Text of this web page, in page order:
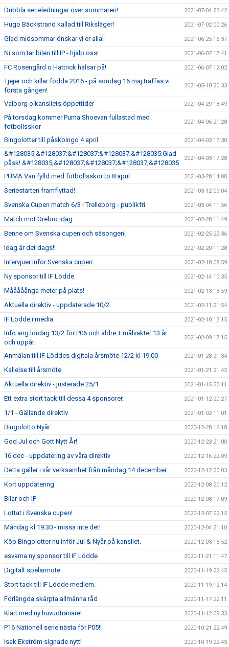
Dubbla serieledningar över sommaren! 2021-07-04 23:42
Hugo Bäckstrand kallad till Riksläger! 2021-07-02 00:26
Glad midsommar önskar vi er alla! 2021-06-25 15:37
Ni som tar bilen till IP - hjälp oss! 2021-06-07 17:41
FC Rosengård o Hattrick hälsar på! 2021-06-07 12:02
Tjejer och killar födda 2016 - på söndag 16 maj träffas vi
första gången!
2021-05-10 20:33
Valborg o kansliets öppettider 2021-04-29 18:49
På torsdag kommer Puma Shoevan fullastad med
fotbollsskor
2021-04-06 21:28
Bingolotter till påskbingo 4 april 2021-04-03 17:30
&#128035;&#128037;&#128037;&#128037;&#128035;Glad
påsk! &#128035;&#128037;&#128037;&#128037;&#128035
2021-04-03 17:28
PUMA Van fylld med fotbollsskor to 8 april 2021-03-28 14:00
Seriestarten framflyttad! 2021-03-12 09:04
Svenska Cupen match 6/3 i Trelleborg - publikfri 2021-03-04 11:56
Match mot Örebro idag 2021-02-28 11:49
Benne om Svenska cupen och säsongen! 2021-02-25 23:36
Idag är det dags!! 2021-02-20 11:28
Intervjuer inför Svenska cupen 2021-02-18 08:59
Ny sponsor till IF Lödde. 2021-02-14 10:35
Mååååånga meter på plats! 2021-02-13 18:59
Aktuella direktiv - uppdaterade 10/2 2021-02-11 21:54
IF Lödde i media 2021-02-10 13:15
Info ang lördag 13/2 för P06 och äldre + målvakter 13 år
och uppåt
2021-02-09 17:15
Anmälan till IF Löddes digitala årsmöte 12/2 kl 19.00 2021-01-28 21:34
Kallelse till årsmöte 2021-01-21 21:42
Aktuella direktiv - justerade 25/1 2021-01-15 20:11
Ett extra stort tack till dessa 4 sponsorer. 2021-01-12 20:27
1/1 - Gällande direktiv 2021-01-02 11:01
Bingolotto Nyår 2020-12-28 16:18
God Jul och Gott Nytt År! 2020-12-23 21:00
16 dec - uppdatering av våra direktiv 2020-12-16 22:09
Detta gäller i vår verksamhet från måndag 14 december 2020-12-12 20:03
Kort uppdatering 2020-12-08 20:12
Bilar och IP 2020-12-08 17:09
Lottat i Svenska cupen! 2020-12-07 22:15
Måndag kl 19.30 - missa inte det! 2020-12-04 21:10
Köp Bingolotter nu inför Jul & Nyår på kansliet. 2020-12-03 15:52
esvama ny sponsor till IF Lödde 2020-11-21 11:47
Digitalt spelarmöte 2020-11-19 22:45
Stort tack till IF Lödde medlem. 2020-11-19 12:14
Förlängda skärpta allmänna råd 2020-11-17 22:11
Klart med ny huvudtränare! 2020-11-12 09:33
P16 Nationell serie nästa för P05!! 2020-10-21 22:49
Isak Ekström signade nytt! 2020-10-19 22:43